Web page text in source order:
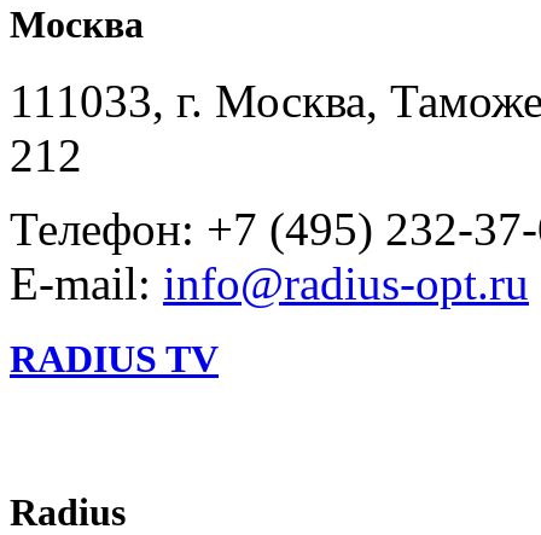
Москва
111033, г. Москва,
212
Телефон: +7 (495) 232-
E-mail: info@radius-opt.ru
RADIUS TV
Radius